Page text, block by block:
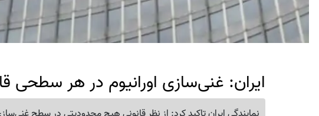
ایران: غنی‌سازی اورانیوم در هر سطحی